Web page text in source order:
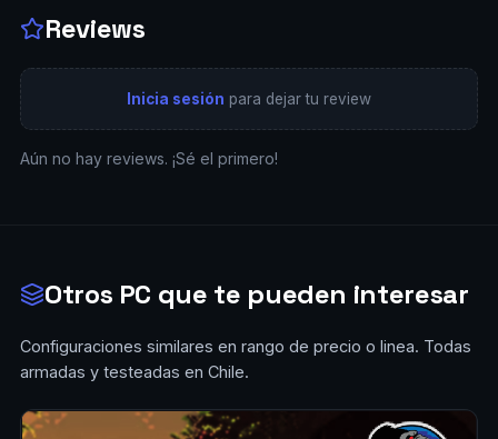
Reviews
Inicia sesión para dejar tu review
Aún no hay reviews. ¡Sé el primero!
Otros PC que te pueden interesar
Configuraciones similares en rango de precio o linea. Todas
armadas y testeadas en Chile.